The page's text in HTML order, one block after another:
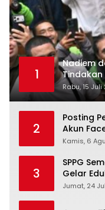
1
Nadiem
Tindakan
Rabu, 15
2
Posting
Akun
Kamis, 6
3
SPPG
Gelar
Peringati
Jumat, 24